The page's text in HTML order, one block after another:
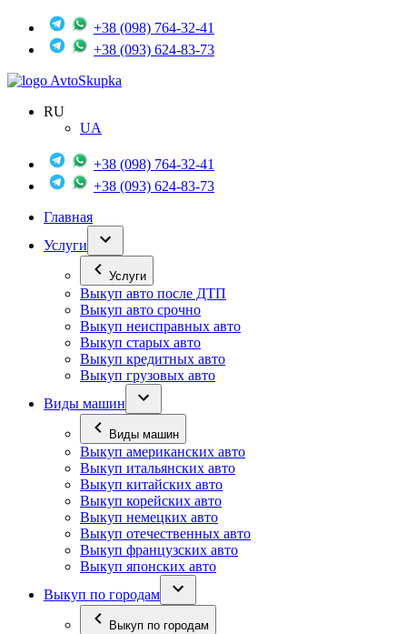
+38 (098) 764-32-41
+38 (093) 624-83-73
AvtoSkupka
RU
UA
+38 (098) 764-32-41
+38 (093) 624-83-73
Главная
Услуги
Услуги
Выкуп авто после ДТП
Выкуп авто срочно
Выкуп неисправных авто
Выкуп старых авто
Выкуп кредитных авто
Выкуп грузовых авто
Виды машин
Виды машин
Выкуп американских авто
Выкуп итальянских авто
Выкуп китайских авто
Выкуп корейских авто
Выкуп немецких авто
Выкуп отечественных авто
Выкуп французских авто
Выкуп японских авто
Выкуп по городам
Выкуп по городам